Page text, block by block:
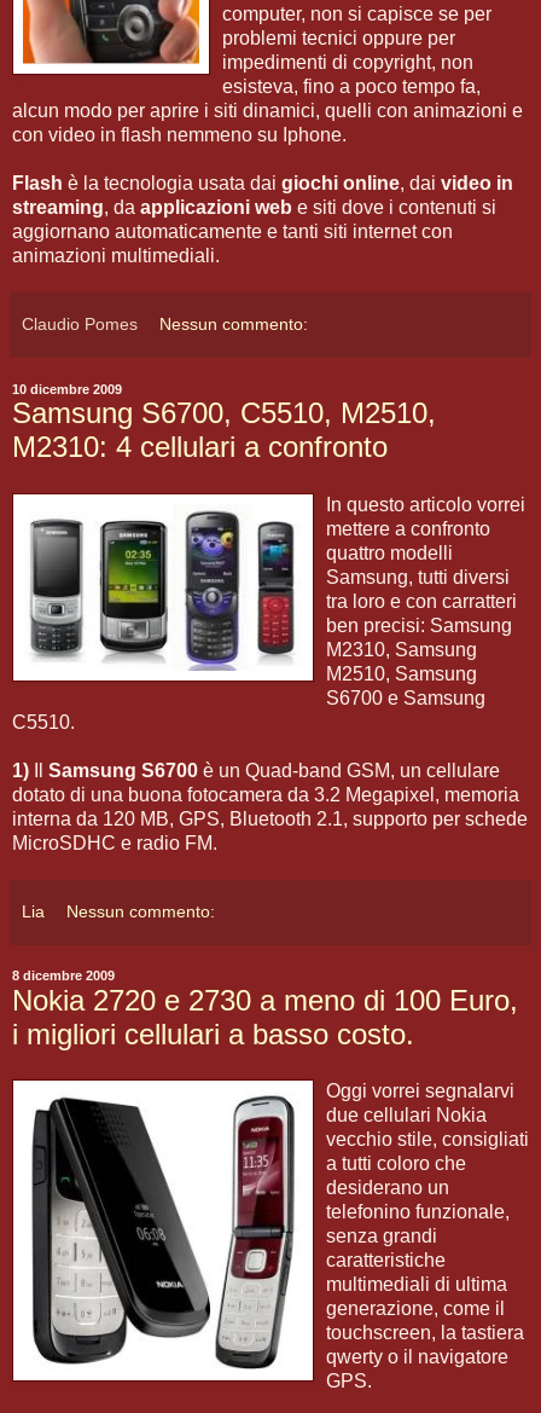
computer, non si capisce se per
problemi tecnici oppure per
impedimenti di copyright, non
esisteva, fino a poco tempo fa,
alcun modo per aprire i siti dinamici, quelli con animazioni e
con video in flash nemmeno su Iphone.
Flash è la tecnologia usata dai giochi online, dai video in
streaming, da applicazioni web e siti dove i contenuti si
aggiornano automaticamente e tanti siti internet con
animazioni multimediali.
Claudio Pomes Nessun commento:
10 dicembre 2009
Samsung S6700, C5510, M2510,
M2310: 4 cellulari a confronto
In questo articolo vorrei
mettere a confronto
quattro modelli
Samsung, tutti diversi
tra loro e con carratteri
ben precisi: Samsung
M2310, Samsung
M2510, Samsung
S6700 e Samsung
C5510.
1) Samsung S6700 è un Quad-band GSM, un cellulare
dotato di una buona fotocamera da 3.2 Megapixel, memoria
interna da 120 MB, GPS, Bluetooth 2.1, supporto per schede
MicroSDHC e radio FM.
Lia Nessun commento:
8 dicembre 2009
Nokia 2720 e 2730 a meno di 100 Euro,
i migliori cellulari a basso costo.
Oggi vorrei segnalarvi
due cellulari Nokia
vecchio stile, consigliati
a tutti coloro che
desiderano un
telefonino funzionale,
senza grandi
caratteristiche
multimediali di ultima
generazione, come il
touchscreen, la tastiera
qwerty o il navigatore
GPS.